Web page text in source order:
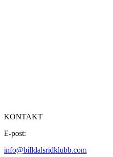
KONTAKT
E-post:
info@billdalsridklubb.com